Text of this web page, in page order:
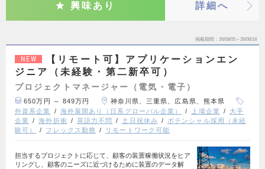
興味あり 詳細へ
掲載期間 26/08/05～26/08/18
NEW
【リモート可】アプリケーションエン
ジニア（未経験・第二新卒可）
プロジェクトマネージャー（電気・電子）
650万円 ～ 849万円
神奈川県、三重県、広島県、熊本県
外資系企業
海外展開あり（日系グローバル企業） 上場企業
大手
企業
海外折衝 英語力不問 土日祝休み
ポテンシャル採用（未経
験可）
フレックス勤務 リモートワーク可能
担当するプロジェクトに応じて、顧客の装置稼働状況をヒア
リングし、顧客のニーズに近づけるために装置のデータ解